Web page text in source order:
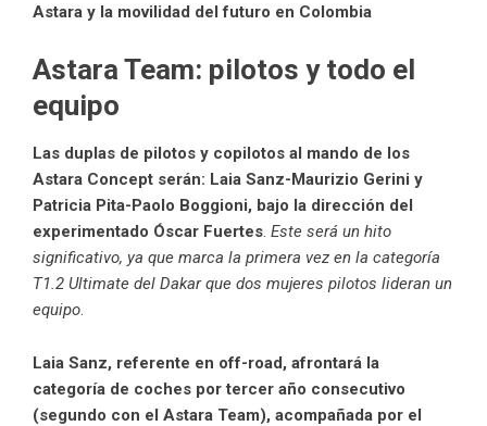
Astara y la movilidad del futuro en Colombia
Astara Team: pilotos y todo el
equipo
Las duplas de pilotos y copilotos al mando de los
Astara Concept serán: Laia Sanz-Maurizio Gerini y
Patricia Pita-Paolo Boggioni, bajo la dirección del
experimentado Óscar Fuertes Este será un hito
significativo, ya que marca la primera vez en la categoría
T1.2 Ultimate del Dakar que dos mujeres pilotos lideran un
equipo
Laia Sanz, referente en off-road, afrontará la
categoría de coches por tercer año consecutivo
(segundo con el Astara Team), acompañada por el